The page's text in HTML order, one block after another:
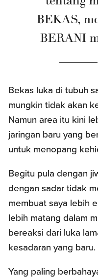
BEKAS,
BERANI
Bekas luka di tubuh
mungkin tidak akan
Namun area itu kini
jaringan baru yang
untuk menopang
Begitu pula dengan
dengan sadar tidak
membuat saya lebih
lebih matang dalam
bereaksi dari luka
kesadaran yang baru.
Yang paling